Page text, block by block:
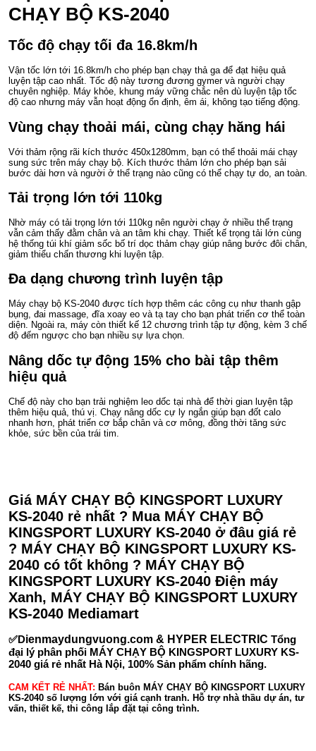
CHẠY BỘ KS-2040
Tốc độ chạy tối đa 16.8km/h
Vận tốc lớn tới 16.8km/h cho phép bạn chạy thả ga để đạt hiệu quả
luyện tập cao nhất. Tốc độ này tương đương gymer và người chạy
chuyên nghiệp. Máy khỏe, khung máy vững chắc nên dù luyện tập tốc
độ cao nhưng máy vẫn hoạt động ổn định, êm ái, không tạo tiếng động.
Vùng chạy thoải mái, cùng chạy hăng hái
Với thảm rộng rãi kích thước 450x1280mm, bạn có thể thoải mái chạy
sung sức trên máy chạy bộ. Kích thước thảm lớn cho phép bạn sải
bước dài hơn và người ở thể trạng nào cũng có thể chạy tự do, an toàn.
Tải trọng lớn tới 110kg
Nhờ máy có tải trọng lớn tới 110kg nên người chạy ở nhiều thể trạng
vẫn cảm thấy đằm chân và an tâm khi chạy. Thiết kế trọng tải lớn cùng
hệ thống túi khí giảm sốc bố trí dọc thảm chạy giúp nâng bước đôi chân,
giảm thiểu chấn thương khi luyện tập.
Đa dạng chương trình luyện tập
Máy chạy bộ KS-2040 được tích hợp thêm các công cụ như thanh gập
bụng, đai massage, đĩa xoay eo và tạ tay cho bạn phát triển cơ thể toàn
diện. Ngoài ra, máy còn thiết kế 12 chương trình tập tự động, kèm 3 chế
độ đếm ngược cho bạn nhiều sự lựa chọn.
Nâng dốc tự động 15% cho bài tập thêm
hiệu quả
Chế độ này cho bạn trải nghiệm leo dốc tại nhà để thời gian luyện tập
thêm hiệu quả, thú vị. Chạy nâng dốc cự ly ngắn giúp bạn đốt calo
nhanh hơn, phát triển cơ bắp chân và cơ mông, đồng thời tăng sức
khỏe, sức bền của trái tim.
Giá MÁY CHẠY BỘ KINGSPORT LUXURY
KS-2040 rẻ nhất ? Mua MÁY CHẠY BỘ
KINGSPORT LUXURY KS-2040 ở đâu giá rẻ
? MÁY CHẠY BỘ KINGSPORT LUXURY KS-
2040 có tốt không ? MÁY CHẠY BỘ
KINGSPORT LUXURY KS-2040 Điện máy
Xanh, MÁY CHẠY BỘ KINGSPORT LUXURY
KS-2040 Mediamart
✅Dienmaydungvuong.com & HYPER ELECTRIC Tổng
đại lý phân phối MÁY CHẠY BỘ KINGSPORT LUXURY KS-
2040 giá rẻ nhất Hà Nội, 100% Sản phẩm chính hãng.
CAM KẾT RẺ NHẤT: Bán buôn MÁY CHẠY BỘ KINGSPORT LUXURY
KS-2040 số lượng lớn với giá cạnh tranh. Hỗ trợ nhà thầu dự án, tư
vấn, thiết kế, thi công lắp đặt tại công trình.